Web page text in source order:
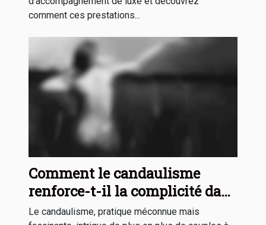
comment ces prestations...
Comment le candaulisme
renforce-t-il la complicité dans
le couple ?
Le candaulisme, pratique méconnue mais